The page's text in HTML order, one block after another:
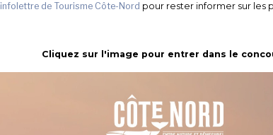
infolettre de Tourisme Côte-Nord pour rester informer sur les
Cliquez sur l'image pour entrer dans le